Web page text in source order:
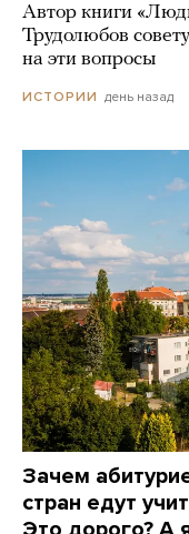
Автор книги
Трудолюбов
на эти вопросы
ИСТОРИИ день назад
Зачем
стран едут